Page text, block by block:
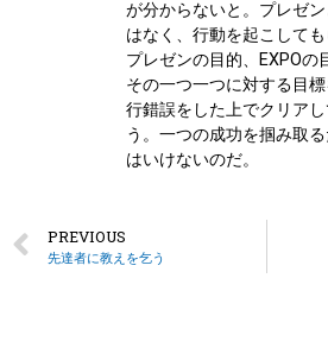
が分からないと。プレゼ
はなく、行動を起こしても
プレゼンの目的、EXPOの
その一つ一つに対する目
行錯誤をした上でクリア
う。一つの成功を掴み取
はいけないのだ。
PREVIOUS
先達者に教えを乞う